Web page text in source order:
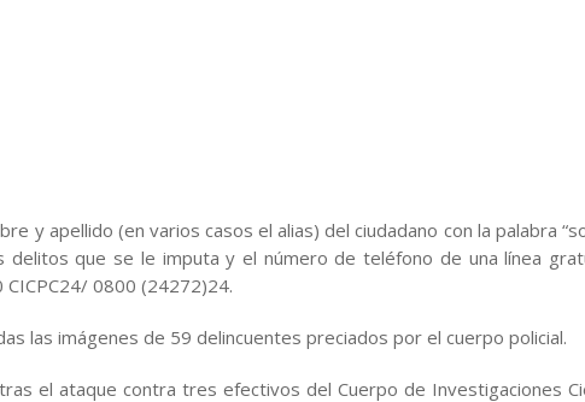
y apellido (en varios casos el alias) del ciudadano con la palabra
delitos que se le imputa y el número de teléfono de una línea
0800 (24272)24.
las imágenes de 59 delincuentes preciados por el cuerpo policial.
el ataque contra tres efectivos del Cuerpo de Investigaciones